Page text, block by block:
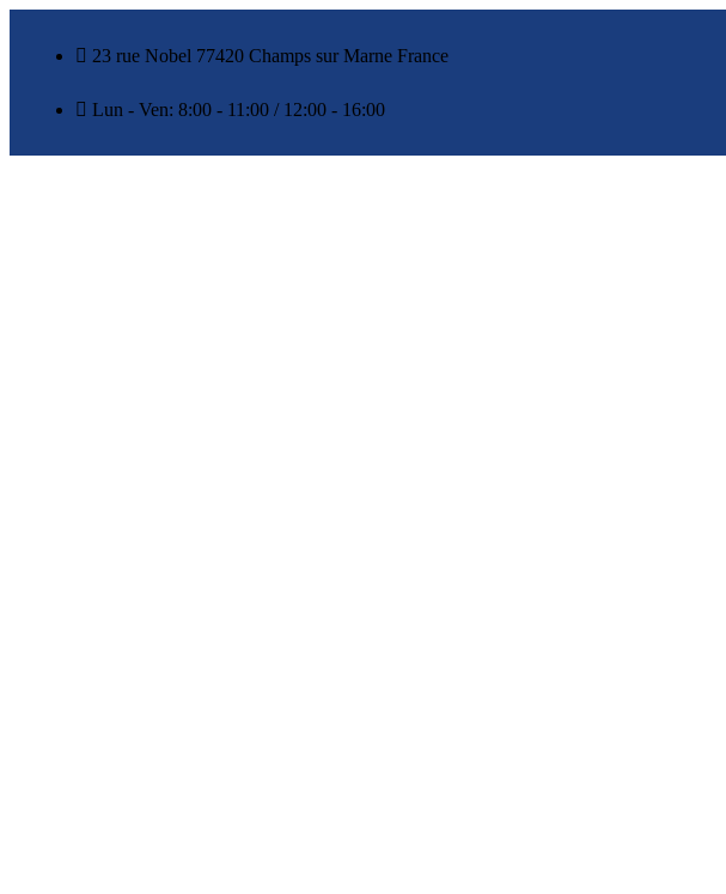
23 rue Nobel 77420 Champs sur Marne France
Lun - Ven: 8:00 - 11:00 / 12:00 - 16:00